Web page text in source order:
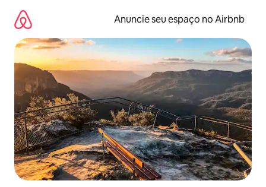
para
conteúdo
Anuncie seu espaço no Airbnb